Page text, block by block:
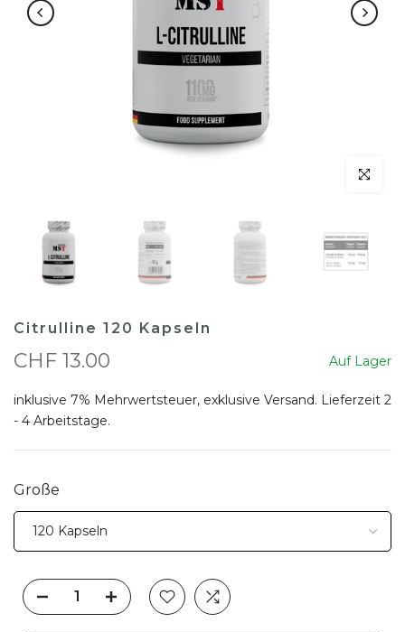
klicken
Citrulline 120 Kapseln
CHF 13.00 Auf Lager
inklusive 7% Mehrwertsteuer, exklusive Versand. Lieferzeit 2
- 4 Arbeitstage.
Große